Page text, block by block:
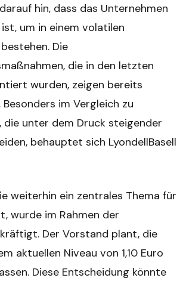
hin, dass das Unternehmen
um in einem volatilen
Die
die in den letzten
wurden, zeigen bereits
im Vergleich zu
unter dem Druck steigender
behauptet sich LyondellBasell
weiterhin ein zentrales Thema für
wurde im Rahmen der
Der Vorstand plant, die
aktuellen Niveau von 1,10 Euro
Diese Entscheidung könnte